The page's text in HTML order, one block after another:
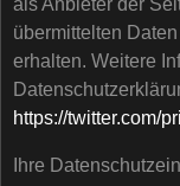
als Anbieter der
übermittelten
erhalten. Weitere
https://twitter.com/
Ihre